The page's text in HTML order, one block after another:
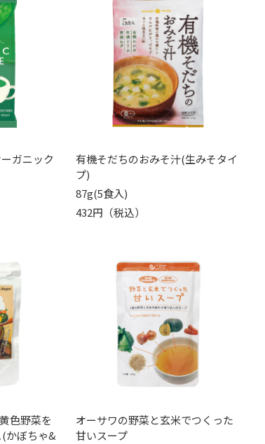
ガニック
有機そだちのおみそ汁(生みそタイ
プ)
87g(5食入)
432円（税込）
色野菜を
かぼちゃ&
オーサワの野菜と玄米でつくった
甘いスープ